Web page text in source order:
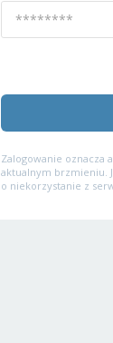
Zalogowanie oznacza
aktualnym brzmieniu.
o niekorzystanie z